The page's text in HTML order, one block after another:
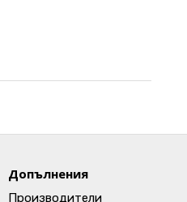
Допълнения
Производители